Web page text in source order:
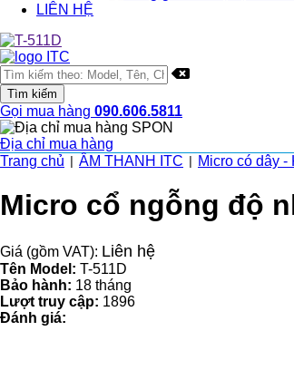
LIÊN HỆ
Gọi mua hàng 090.606.5811
Địa chỉ mua hàng
Trang chủ
ÂM THANH ITC Micro có dây -
Micro cổ ngỗng độ
Giá (gồm VAT): Liên hệ
Tên Model: T-511D
Bảo hành: 18 tháng
Lượt truy cập: 1896
Đánh giá: